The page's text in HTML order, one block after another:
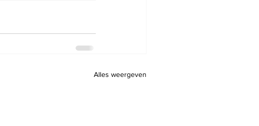
Alles weergeven